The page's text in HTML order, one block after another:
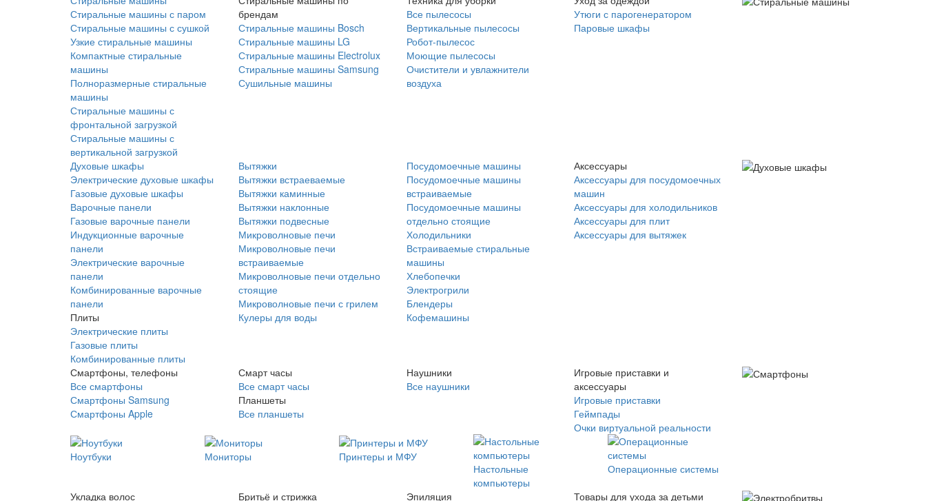
Стиральные машины с паром
Стиральные машины с сушкой
Узкие стиральные машины
Компактные стиральные
машины
Полноразмерные стиральные
машины
Стиральные машины с
фронтальной загрузкой
Стиральные машины с
вертикальной загрузкой
брендам
Стиральные машины Bosch
Стиральные машины LG
Стиральные машины Electrolux
Стиральные машины Samsung
Сушильные машины
Все пылесосы
Вертикальные пылесосы
Робот-пылесос
Моющие пылесосы
Очистители и увлажнители
воздуха
Утюги с парогенератором
Паровые шкафы
Духовые шкафы
Электрические духовые шкафы
Газовые духовые шкафы
Варочные панели
Газовые варочные панели
Индукционные варочные
панели
Электрические варочные
панели
Комбинированные варочные
панели
Плиты
Электрические плиты
Газовые плиты
Комбинированные плиты
Вытяжки
Вытяжки встраеваемые
Вытяжки каминные
Вытяжки наклонные
Вытяжки подвесные
Микроволновые печи
Микроволновые печи
встраиваемые
Микроволновые печи отдельно
стоящие
Микроволновые печи с грилем
Кулеры для воды
Посудомоечные машины
Посудомоечные машины
встраиваемые
Посудомоечные машины
отдельно стоящие
Холодильники
Встраиваемые стиральные
машины
Хлебопечки
Электрогрили
Блендеры
Кофемашины
Аксессуары
Аксессуары для посудомоечных
машин
Аксессуары для холодильников
Аксессуары для плит
Аксессуары для вытяжек
Смартфоны, телефоны
Все смартфоны
Смартфоны Samsung
Смартфоны Apple
Смарт часы
Все смарт часы
Планшеты
Все планшеты
Наушники
Все наушники
Игровые приставки и
аксессуары
Игровые приставки
Геймпады
Очки виртуальной реальности
Ноутбуки Мониторы
Принтеры и МФУ
Настольные
компьютеры
Операционные системы
Укладка волос
Бритьё и стрижка
Эпиляция
Товары для ухода за детьми